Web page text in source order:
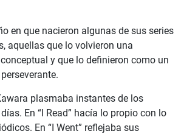
en que nacieron algunas de sus series
aquellas que lo volvieron una
y que lo definieron como un
plasmaba instantes de los
En “I Read” hacía lo propio con lo
En “I Went” reflejaba sus